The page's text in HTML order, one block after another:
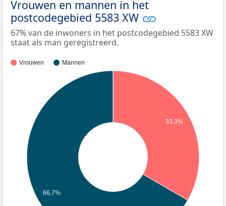
Vrouwen en mannen in het
postcodegebied 5583 XW
67% van de inwoners in het postcodegebied 5583 XW
staat als man geregistreerd.
Vrouwen Mannen
33,3%
66,7%